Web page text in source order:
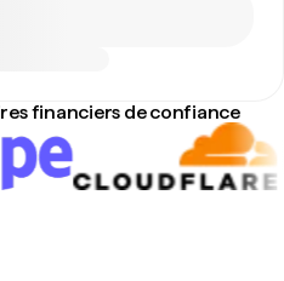
financiers de confiance